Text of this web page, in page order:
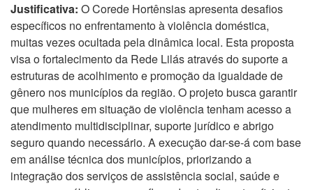
Justificativa: O Corede Hortênsias apresenta desafios
específicos no enfrentamento à violência doméstica,
muitas vezes ocultada pela dinâmica local. Esta proposta
visa o fortalecimento da Rede Lilás através do suporte a
estruturas de acolhimento e promoção da igualdade de
gênero nos municípios da região. O projeto busca garantir
que mulheres em situação de violência tenham acesso a
atendimento multidisciplinar, suporte jurídico e abrigo
seguro quando necessário. A execução dar-se-á com base
em análise técnica dos municípios, priorizando a
integração dos serviços de assistência social, saúde e